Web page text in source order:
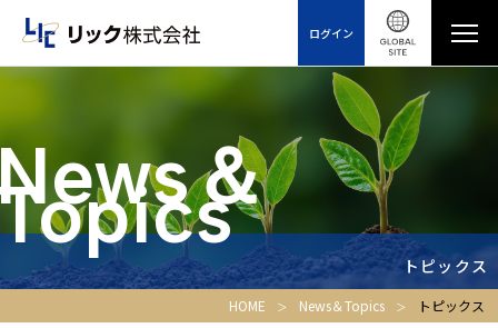
ログイン
＆
トピックス
HOME News＆Topics トピックス